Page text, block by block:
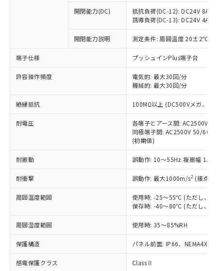
開閉能力(DC)
抵抗負荷(DC-12): DC24V 8A/
誘導負荷(DC-13): DC24V 4A/
開閉能力説明 測定条件: 周囲温度 20±2℃、
端子仕様 プッシュインPlus端子台
許容操作頻度
電気的: 最大30回/分
機械的: 最大30回/分
絶縁抵抗 100MΩ以上 (DC500Vメガ、点
耐電圧
各端子とアース間: AC2500V
同極端子間: AC2500V 50/
(初期値)
耐振動 誤動作: 10～55Hz 複振幅
耐衝撃 誤動作: 最大1000m/s2 (接点
周囲温度範囲
使用時: -25～55℃ (ただし、氷
保存時: -40～80℃ (ただし、氷
周囲湿度範囲 使用時: 35～85%RH
保護構造 パネル前面: IP66、NEMA4X,
感電保護クラス Class II
ことをご了承ください。
在庫状況および標準価格照会結果は、
記載している更新日時点での社内デー
タに基づき作成されるものであり、閲
覧された時点での実際の在庫および標
準価格とは異なる場合があることをご
正式な納期状況および標準価格はお客
様のお取引先、またはお客様担当のオ
ムロン制御機器販売店・当社販売員に
オムロン制御機器販売店や当社販売拠
販売ネットワーク
」をご確認
在庫状況および標準価格結果を当社の
事前の承諾なく第三者に漏洩または開
示しないようお願いします。
マイパーツ機能（部品リスト作成サー
ビス）をご利用いただくには、I-Web
メンバーズにご登録されている必要が
お客様が当ウェブサイト上で当社にご
登録された部品リストについて、当社
および当社の共同利用者が、当社の製
品・サービスに関するお客様との取
引・商談に必要な範囲で利用すること
いたものが、含有品と判明した場合などや
むを得ず変更することがあります。
*EU RoHS指令（10物質）：
鉛(Pb) 1000ppm以下、 水銀(Hg) 1000ppm以下、 カド
六価クロム(Cr(Ⅵ)) 1000ppm以下、ポリ臭化ビフェニル
類(PBB) 1000ppm以下、ポリ臭化ジフェニルエーテル類
(PBDE) 1000ppm以下、フタル酸ビス(2-エチルヘキシ
ル) (DEHP)(別名：DOP) 1000ppm以下、フタル酸ブチ
ルベンジル（BBP） 1000ppm以下、フタル酸ジブチル
（DBP） 1000ppm以下、フタル酸ジイソブチル
(DIBP) 1000ppm以下
但し、RoHS指令で産業用監視および制御機器に対する
フタル酸エステル類の４物質については閾値を超える意
図的な使用がないことを確認しています。
部品在庫の切り替え状況などにより、予定
月が前後することがあります。
※3 非含有証明書ダウンロード
下記の非含有証明書をダウンロードするこ
とができます。
基準値を超えていることを示します。
「－」：未確認です。当社販売部門へお問
ム) : 100ppm、
Cr(Ⅵ)(六価クロム) : 1000ppm、 PBBs(ポリ臭化ビフェ
ニル類) : 1000ppm、 PBDEs(ポリ臭化ジフェニルエーテ
ル類) : 1000ppm、
DBP(フタル酸ジブチル) : 1000ppm、 DIBP(フタル酸ジ
イソブチル) : 1000ppm、 BBP(フタル酸ブチルベンジ
ル) : 1000ppm、
DEHP(フタル酸ビス(2-エチルヘキシル)) : 1000ppm
「ｅ」：有害物質（10物質）のすべてが基
準値以下であることを示します。
「10」：通常の使用状況下において有害物
質が外部に漏えいし、環境に深刻な影響を
及ぼさない年数を意味します。
「－」：未確認です。当社販売部門へお問
い合わせください。
当社は、これら貴社製品のうち、外国
為替および外国貿易法に定める商品
（以下｢規制貨物等」という）を輸出
または国外への提供する場合は、日本
国政府の輸出許可(または役務取引許
可)を取得するなどの必要な手続きを
当社は規制貨物を破棄する場合は、完
全に破砕するなど、違法に輸出されな
いよう必要な手段を講じます。
当社は貴社製品を、核兵器、ミサイ
ル、化学兵器、生物兵器またはその他
武器並びにこれらの製造装置等に一切
当社は、貴社製品を第三者に販売する
場合は、上記1、2および3の内容を当
該第三者に通知します。また当社は、
販売先および販売に係わる関係者が違
法に輸出するおそれがある場合は、取
り引きをいたしません。
キャンセル
説明
○ 一定数以上の在庫あり
一定数には満たないが在庫あり
在庫なし(最新の在庫状況につ
いては、お客様のお取引先、ま
たはお客様担当のオムロン制御
機器販売店・当社販売員にご確
白
受注生産機種、また在庫状況の
情報を公開していない機種